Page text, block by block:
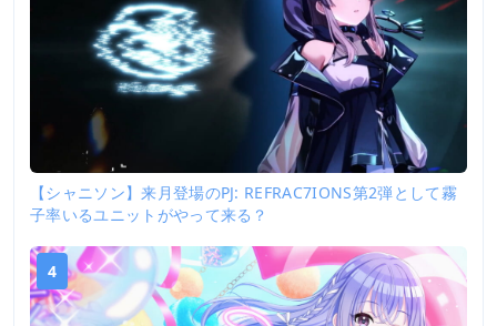
【シャニソン】来月登場のPJ: REFRAC7IONS第2弾として霧
子率いるユニットがやって来る？
4